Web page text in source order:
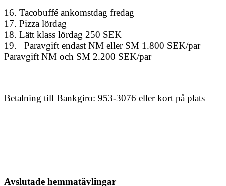
16. Tacobuffé ankomstdag fredag
17. Pizza lördag
18. Lätt klass lördag 250 SEK
19.
Paravgift endast NM eller SM 1.800 SEK/par
Paravgift NM och SM 2.200 SEK/par
Betalning till Bankgiro: 953-3076 eller kort på plats
Avslutade hemmatävlingar